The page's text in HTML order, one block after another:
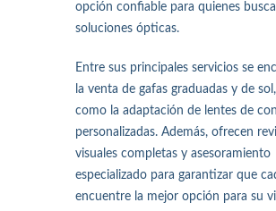
opción confiable para quienes
soluciones ópticas.
Entre sus principales servicios se
la venta de gafas graduadas y de
como la adaptación de lentes de
personalizadas. Además, ofrecen
visuales completas y asesoramiento
especializado para garantizar que
encuentre la mejor opción para su